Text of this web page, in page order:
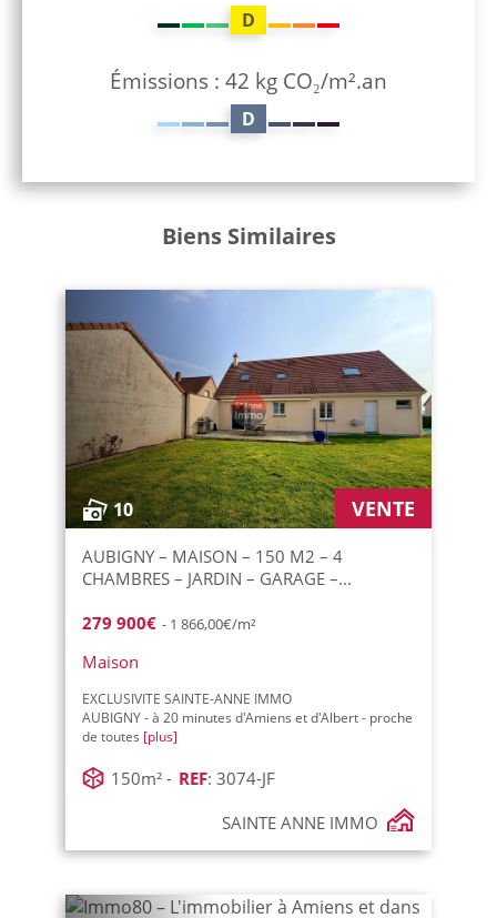
D
Émissions : 42 kg CO₂/m².an
D
Biens Similaires
10 VENTE
AUBIGNY – MAISON – 150 M2 – 4
CHAMBRES – JARDIN – GARAGE –...
279 900€ - 1 866,00€/m²
Maison
EXCLUSIVITE SAINTE-ANNE IMMO
AUBIGNY - à 20 minutes d'Amiens et d'Albert - proche
de toutes [plus]
150m² - REF: 3074-JF
SAINTE ANNE IMMO